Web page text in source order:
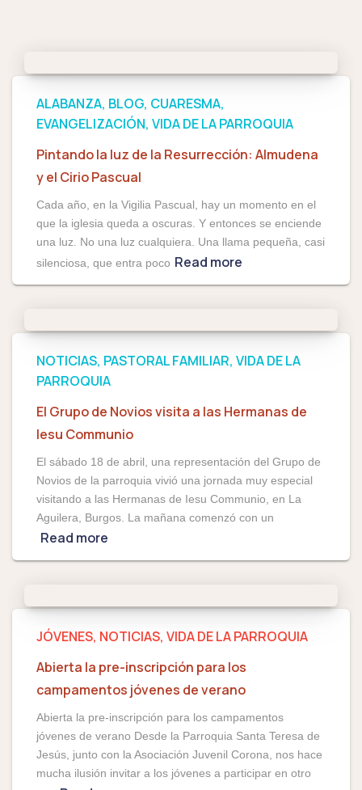
ALABANZA BLOG CUARESMA
EVANGELIZACIÓN VIDA DE LA PARROQUIA
Pintando la luz de la Resurrección: Almudena
y el Cirio Pascual
Cada año, en la Vigilia Pascual, hay un momento en el
que la iglesia queda a oscuras. Y entonces se enciende
una luz. No una luz cualquiera. Una llama pequeña, casi
silenciosa, que entra poco Read more
NOTICIAS PASTORAL FAMILIAR VIDA DE LA
PARROQUIA
El Grupo de Novios visita a las Hermanas de
Iesu Communio
El sábado 18 de abril, una representación del Grupo de
Novios de la parroquia vivió una jornada muy especial
visitando a las Hermanas de Iesu Communio, en La
Aguilera, Burgos. La mañana comenzó con un
Read more
JÓVENES NOTICIAS VIDA DE LA PARROQUIA
Abierta la pre-inscripción para los
campamentos jóvenes de verano
Abierta la pre-inscripción para los campamentos
jóvenes de verano Desde la Parroquia Santa Teresa de
Jesús, junto con la Asociación Juvenil Corona, nos hace
mucha ilusión invitar a los jóvenes a participar en otro